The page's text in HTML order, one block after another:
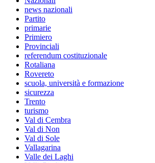
news nazionali
Partito
primarie
Primiero
Provinciali
referendum costituzionale
Rotaliana
Rovereto
scuola, università e formazione
sicurezza
Trento
turismo
Val di Cembra
Val di Non
Val di Sole
Vallagarina
Valle dei Laghi